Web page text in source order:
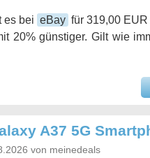
es bei eBay für 319,00
20% günstiger. Gilt wie
A37 5G
von meinedeals